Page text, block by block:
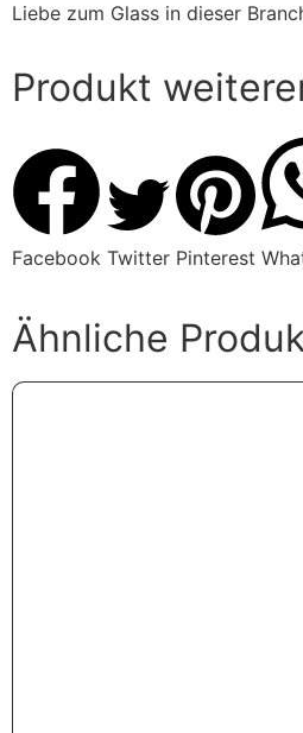
Liebe zum Glass in dieser
Produkt
Facebook Twitter Pinterest
Ähnliche